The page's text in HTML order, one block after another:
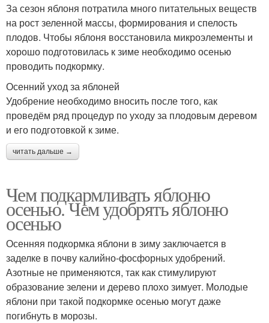
За сезон яблоня потратила много питательных веществ
на рост зеленной массы, формирования и спелость
плодов. Чтобы яблоня восстановила микроэлементы и
хорошо подготовилась к зиме необходимо осенью
проводить подкормку.
Осенний уход за яблоней
Удобрение необходимо вносить после того, как
проведём ряд процедур по уходу за плодовым деревом
и его подготовкой к зиме.
читать дальше →
Чем подкармливать яблоню
осенью. Чем удобрять яблоню
осенью
Осенняя подкормка яблони в зиму заключается в
заделке в почву калийно-фосфорных удобрений.
Азотные не применяются, так как стимулируют
образование зелени и дерево плохо зимует. Молодые
яблони при такой подкормке осенью могут даже
погибнуть в морозы.